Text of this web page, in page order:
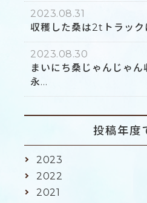
2023.08.31
収穫した桑は2tトラック
2023.08.30
まいにち桑じゃんじゃ
永...
投稿年度
2023
2022
2021